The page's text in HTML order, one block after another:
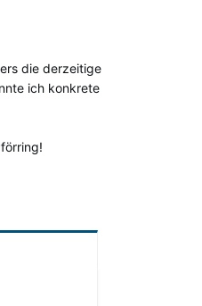
die derzeitige
ich konkrete